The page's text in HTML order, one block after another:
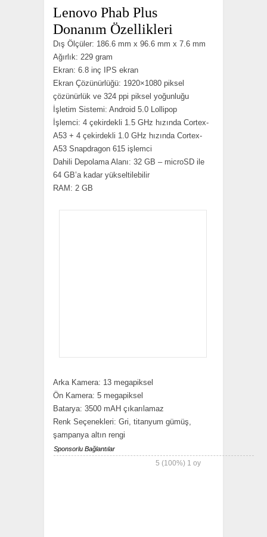
Lenovo Phab Plus
Donanım Özellikleri
Dış Ölçüler: 186.6 mm x 96.6 mm x 7.6 mm
Ağırlık: 229 gram
Ekran: 6.8 inç IPS ekran
Ekran Çözünürlüğü: 1920×1080 piksel
çözünürlük ve 324 ppi piksel yoğunluğu
İşletim Sistemi: Android 5.0 Lollipop
İşlemci: 4 çekirdekli 1.5 GHz hızında Cortex-
A53 + 4 çekirdekli 1.0 GHz hızında Cortex-
A53 Snapdragon 615 işlemci
Dahili Depolama Alanı: 32 GB – microSD ile
64 GB’a kadar yükseltilebilir
RAM: 2 GB
Arka Kamera: 13 megapiksel
Ön Kamera: 5 megapiksel
Batarya: 3500 mAH çıkarılamaz
Renk Seçenekleri: Gri, titanyum gümüş,
şampanya altın rengi
5 (100%) 1 oy
Sponsorlu Bağlantılar